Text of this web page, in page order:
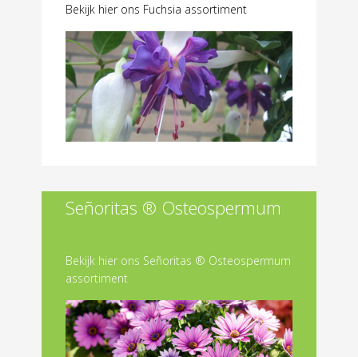
Bekijk hier ons Fuchsia assortiment
Señoritas ® Osteospermum
Bekijk hier ons Señoritas ® Osteospermum
assortiment